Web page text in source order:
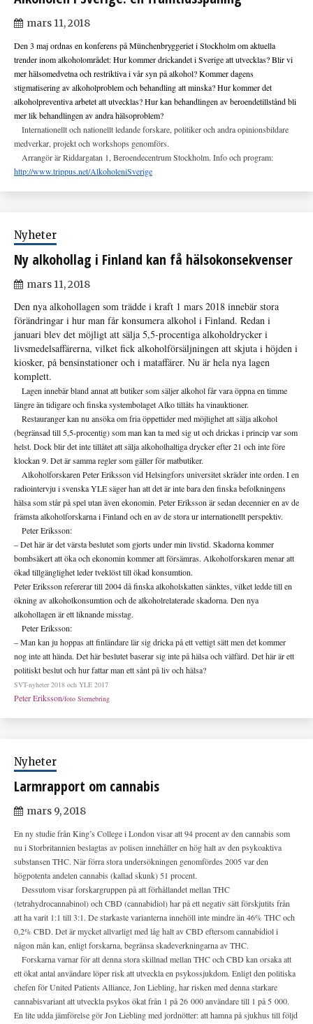
mars 11, 2018
Den 3 maj ordnas en konferens på Münchenbryggeriet i Stockholm om aktuella
trender inom alkoholområdet: Hur kommer drickandet i Sverige att utvecklas? Blir vi
mer hälsomedvetna och restriktiva i vår syn på alkohol? Kommer dagens
stigmatisering av alkoholproblem och behandling att minska? Hur kommer det
alkoholpreventiva arbetet att utvecklas? Hur kan behandlingen av beroendetillstånd bli
mer lik behandlingen av andra hälsoproblem?
Internationellt och nationellt ledande forskare, politiker och andra opinionsbildare
medverkar, projekt och workshops genomförs.
Arrangör är Riddargatan 1, Beroendecentrum Stockholm. Info och program:
http://www.trippus.net/AlkoholeniSverige
Nyheter
Ny alkohollag i Finland kan få hälsokonsekvenser
mars 11, 2018
Den nya alkohollagen som trädde i kraft 1 mars 2018 innebär stora
förändringar i hur man får konsumera alkohol i Finland. Redan i
januari blev det möjligt att sälja 5,5-procentiga alkoholdrycker i
livsmedelsaffärerna, vilket fick alkoholförsäljningen att skjuta i höjden i
kiosker, på bensinstationer och i mataffärer. Nu är hela nya lagen
komplett.
Lagen innebär bland annat att butiker som säljer alkohol får vara öppna en timme
längre än tidigare och finska systembolaget Alko tillåts ha vinauktioner.
Restauranger kan nu ansöka om fria öppettider med möjlighet att sälja alkohol
(begränsad till 5,5-procentig) som man kan ta med sig ut och drickas i princip var som
helst. Dock blir det inte tillåtet att sälja alkoholhaltiga drycker efter 21 och inte före
klockan 9. Det är samma regler som gäller för matbutiker.
Alkoholforskaren Peter Eriksson vid Helsingfors universitet skräder inte orden. I en
radiointervju i svenska YLE säger han att det är inte bara den finska befolkningens
hälsa som står på spel utan även ekonomin. Peter Eriksson är sedan decennier en av de
främsta alkoholforskarna i Finland och en av de stora ur internationellt perspektiv.
Peter Eriksson:
– Det här är det värsta beslutet som gjorts under min livstid. Skadorna kommer
bombsäkert att öka och ekonomin kommer att försämras. Alkoholforskaren menar att
ökad tillgänglighet leder tveklöst till ökad konsumtion.
Peter Eriksson refererar till 2004 då finska alkoholskatten sänktes, vilket ledde till en
ökning av alkoholkonsumtion och de alkoholrelaterade skadorna. Den nya
alkohollagen är ett liknande misstag.
Peter Eriksson:
– Man kan ju hoppas att finländare lär sig dricka på ett vettigt sätt men det kommer
nog inte att hända. Det här beslutet baserar sig inte på hälsa och välfärd. Det här är ett
politiskt beslut och hur fattar man ett sånt på liv och hälsa?
SVT-nyheter 2018 och YLE 2017
Peter Eriksson/foto Sternebring
Nyheter
Larmrapport om cannabis
mars 9, 2018
En ny studie från King’s College i London visar att 94 procent av den cannabis som
nu i Storbritannien beslagtas av polisen innehåller en hög halt av den psykoaktiva
substansen THC. När förra stora undersökningen genomfördes 2005 var den
högpotenta andelen cannabis (kallad skunk) 51 procent.
Dessutom visar forskargruppen på att förhållandet mellan THC
(tetrahydrocannabinol) och CBD (cannabidiol) har på ett negativ sätt förskjutits från
att ha varit 1:1 till 3:1. De starkaste varianterna innehöll inte mindre än 46% THC och
0,2% CBD. Det är mycket allvarligt med låg halt av CBD eftersom cannabidiol i
någon mån kan, enligt forskarna, begränsa skadeverkningarna av THC.
Forskarna varnar för att denna stora skillnad mellan THC och CBD kan orsaka att
ett ökat antal användare löper risk att utveckla en psykossjukdom. Enligt den politiska
chefen för United Patients Alliance, Jon Liebling, har risken med denna starkare
cannabisvariant att utveckla psykos ökat från 1 på 26 000 användare till 1 på 5 000.
En lite udda jämförelse gör Jon Liebling med jordnötter: att hamna på sjukhus till följd